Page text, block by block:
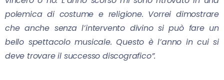
polemica di costume e religione. Vorrei dimostrare
che anche senza l’intervento divino si può fare un
bello spettacolo musicale. Questo è l’anno in cui si
deve trovare il successo discografico”.